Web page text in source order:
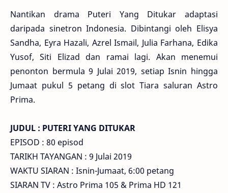
Nantikan drama Puteri Yang Ditukar adaptasi
daripada sinetron Indonesia. Dibintangi oleh Elisya
Sandha, Eyra Hazali, Azrel Ismail, Julia Farhana, Edika
Yusof, Siti Elizad dan ramai lagi. Akan menemui
penonton bermula 9 Julai 2019, setiap Isnin hingga
Jumaat pukul 5 petang di slot Tiara saluran Astro
Prima.
JUDUL : PUTERI YANG DITUKAR
EPISOD : 80 episod
TARIKH TAYANGAN : 9 Julai 2019
WAKTU SIARAN : Isnin-Jumaat, 6:00 petang
SIARAN TV : Astro Prima 105 & Prima HD 121